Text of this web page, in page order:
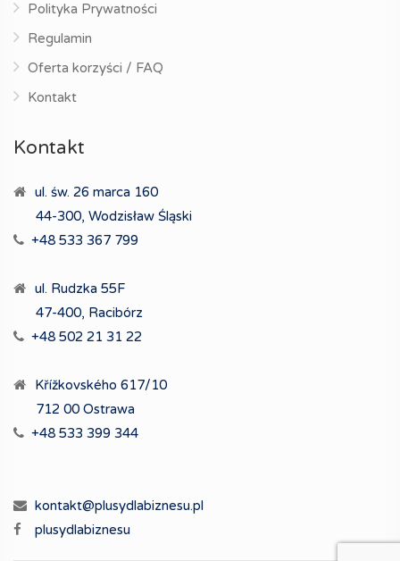
Polityka Prywatności
Regulamin
Oferta korzyści / FAQ
Kontakt
Kontakt
ul. św. 26 marca 160
44-300, Wodzisław Śląski
+48 533 367 799
ul. Rudzka 55F
47-400, Racibórz
+48 502 21 31 22
Křížkovského 617/10
712 00 Ostrawa
+48 533 399 344
kontakt@plusydlabiznesu.pl
plusydlabiznesu